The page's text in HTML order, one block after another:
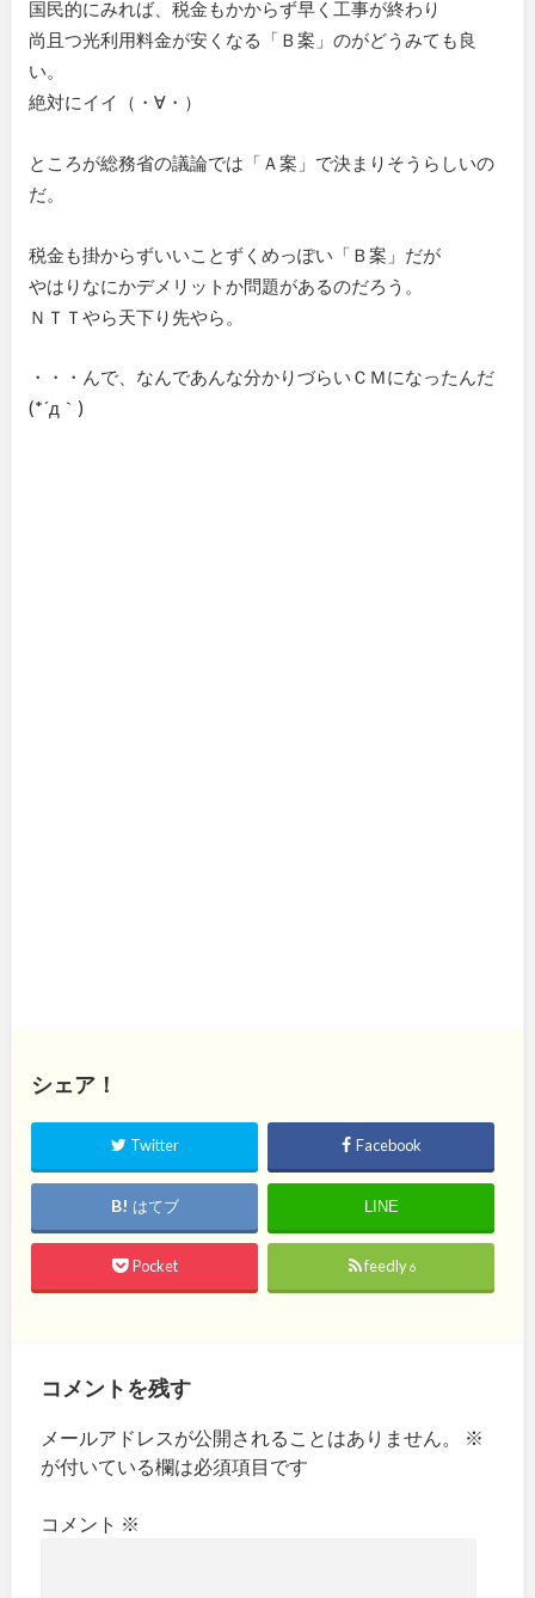
国民的にみれば、税金もかからず早く工事が終わり
尚且つ光利用料金が安くなる「Ｂ案」のがどうみても良
い。
絶対にイイ（・∀・）
ところが総務省の議論では「Ａ案」で決まりそうらしいの
だ。
税金も掛からずいいことずくめっぽい「Ｂ案」だが
やはりなにかデメリットか問題があるのだろう。
ＮＴＴやら天下り先やら。
・・・んで、なんであんな分かりづらいＣＭになったんだ
(*´д｀)
シェア！
Twitter Facebook
はてブ LINE
Pocket feedly6
コメントを残す
メールアドレスが公開されることはありません。
※
が付いている欄は必須項目です
コメント ※